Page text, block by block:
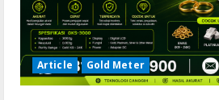
Article Gold Meter